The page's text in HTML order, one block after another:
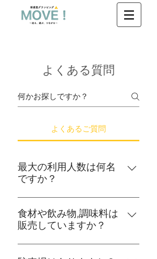
よくある質問
よくあるご質問
最大の利用人数は何名
ですか？
最大10名様まで利用可能です。11
名様以上の場合は10名様を超えた
方の料金をお一人様につき3,000
食材や飲み物,調味料は
販売していますか？
完全持ち込みです。徒歩5分のと